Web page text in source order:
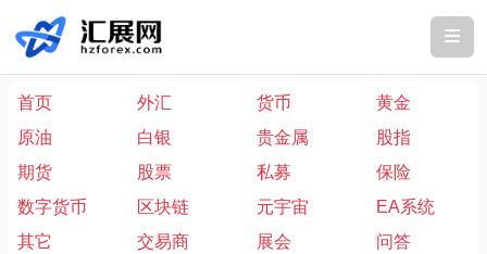
首页 外汇 货币
黄金
原油
白银 贵金属
股指
期货
股票 私募
保险
数字货币
区块链 元宇宙
EA系统
其它
交易商 展会 问答